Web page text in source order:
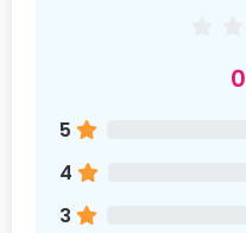
0
5
4
3